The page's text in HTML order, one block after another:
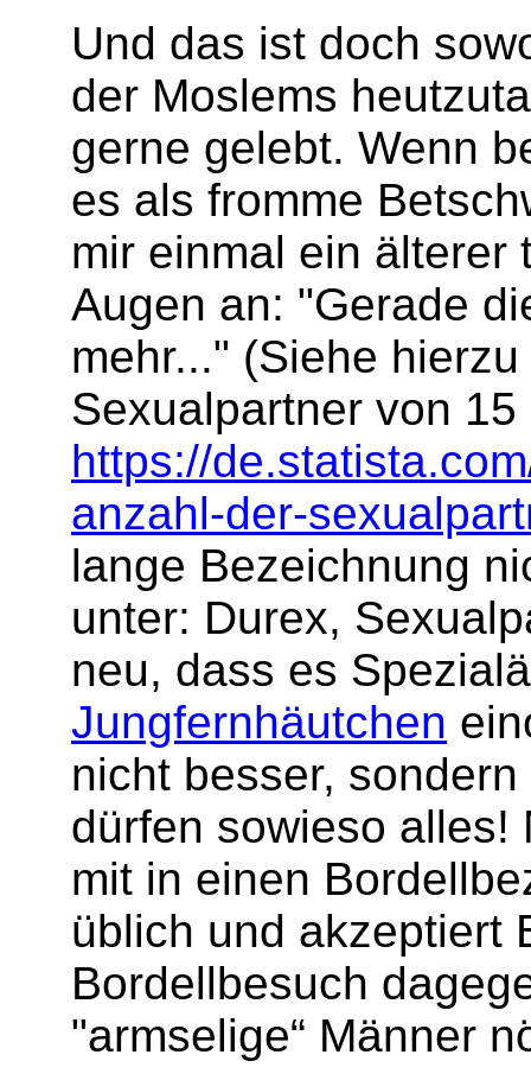
Und das ist doch
der Moslems
gerne gelebt. Wenn
es als fromme
mir einmal ein älterer
Augen an: "Gerade
mehr..." (Siehe
Sexualpartner von
https://
anzahl-der-
lange Bezeichnung
unter: Durex,
neu, dass es
Jungfernhäutchen
nicht besser,
dürfen sowieso alles!
mit in einen
üblich und akzeptiert
Bordellbesuch
"armselige“ Männer